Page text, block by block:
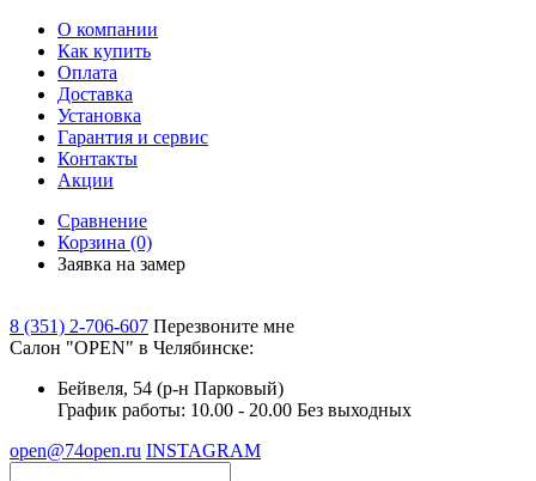
О компании
Как купить
Оплата
Доставка
Установка
Гарантия и сервис
Контакты
Акции
Сравнение
Корзина (0)
Заявка на замер
8 (351) 2-706-607 Перезвоните мне
Cалон "OPEN" в Челябинске:
Бейвеля, 54 (р-н Парковый)
График работы: 10.00 - 20.00 Без выходных
open@74open.ru INSTAGRAM